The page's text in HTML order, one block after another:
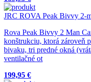
JRC ROVA Peak Bivvy 2-
Rova Peak Bivvy 2 Man
konštrukciu, ktorá zároveň
bivaku, tri predné okná
ventilačné ot
199,95 €